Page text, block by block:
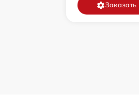
Заказать